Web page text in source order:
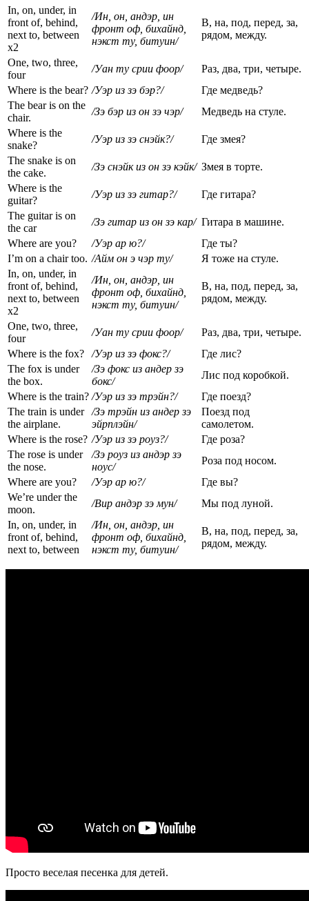
In, on, under, in
front of, behind,
next to, between
х2
/Ин, он, андэр, ин
фронт оф, бихайнд,
нэкст ту, битуин/
В, на, под, перед, за,
рядом, между.
One, two, three,
four
/Уан ту срии фоор/
Раз, два, три, четыре.
Where is the bear? /Уэр иззэ бэр?/
Где медведь?
The bear is on the
chair.
/Зэ бэр из он зэ чэр/
Медведь на стуле.
Where is the
snake?
/Уэр из зэ снэйк?/
Где змея?
The snake is on
the cake.
/Зэ снэйк из он зэ кэйк/ Змея в торте.
Where is the
guitar?
/Уэр иззэ гитар?/
Где гитара?
The guitar is on
the car
/Зэ гитар из он зэ кар/ Гитара в машине.
Where are you?
/Уэр ар ю?/
Где ты?
I’m on a chair too. /Айм он э чэр ту/
Я тоже на стуле.
In, on, under, in
front of, behind,
next to, between
х2
/Ин, он, андэр, ин
фронт оф, бихайнд,
нэкст ту, битуин/
В, на, под, перед, за,
рядом, между.
One, two, three,
four
/Уан ту срии фоор/
Раз, два, три, четыре.
Where is the fox?
/Уэр иззэ фокс?/
Где лис?
The fox is under
the box.
/Зэ фокс из андер зэ
бокс/
Лис под коробкой.
Where is the train? /Уэр из зэ трэйн?/
Где поезд?
The train is under
the airplane.
/Зэ трэйн из андер зэ
эйрплэйн/
Поезд под
самолетом.
Where is the rose? /Уэр из зэ роуз?/
Где роза?
The rose is under
the nose.
/Зэ роуз из андэр зэ
ноус/
Роза под носом.
Where are you?
/Уэр ар ю?/
Где вы?
We’re under the
moon.
/Вир андэр зэ мун/
Мы под луной.
In, on, under, in
front of, behind,
next to, between
/Ин , он , андэр , ин
фронт оф , бихайнд
нэкст ту, битуин/
В, на, под, перед, за,
рядом, между.
Просто веселая песенка для детей.